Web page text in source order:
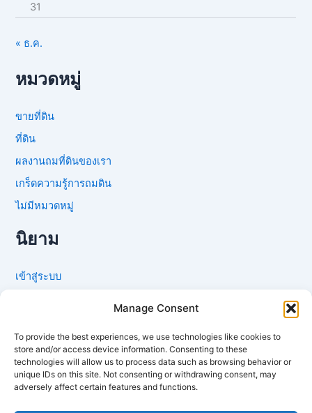
Manage Consent
To provide the best experiences, we use technologies like cookies to
store and/or access device information. Consenting to these
technologies will allow us to process data such as browsing behavior or
unique IDs on this site. Not consenting or withdrawing consent, may
adversely affect certain features and functions.
31
« ธ.ค.
หมวดหมู่
ขายที่ดิน
ที่ดิน
ผลงานถมที่ดินของเรา
เกร็ดความรู้การถมดิน
ไม่มีหมวดหมู่
นิยาม
เข้าสู่ระบบ
WordPress.org
เว็บเพื่อนบ้าน